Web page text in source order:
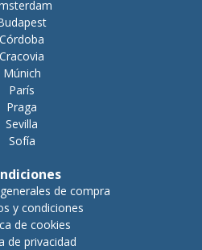
Córdoba
Cracovia
Múnich
París
Praga
Sevilla
Sofía
de compra
y condiciones
de cookies
de privacidad